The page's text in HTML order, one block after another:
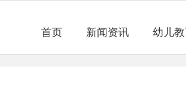
首页 新闻资讯 幼儿